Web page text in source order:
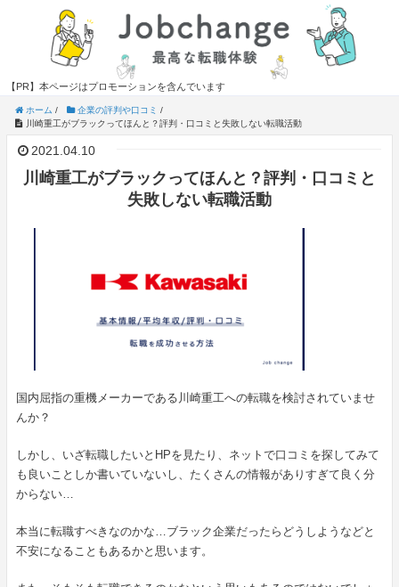
【PR】本ページはプロモーションを含んでいます
ホーム / 企業の評判や口コミ /
川崎重工がブラックってほんと？評判・口コミと失敗しない転職活動
2021.04.10
川崎重工がブラックってほんと？評判・口コミと
失敗しない転職活動
国内屈指の重機メーカーである川崎重工への転職を検討されていませ
んか？
しかし、いざ転職したいとHPを見たり、ネットで口コミを探してみて
も良いことしか書いていないし、たくさんの情報がありすぎて良く分
からない…
本当に転職すべきなのかな…ブラック企業だったらどうしようなどと
不安になることもあるかと思います。